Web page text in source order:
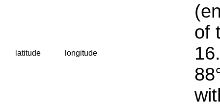
latitude longitude
of